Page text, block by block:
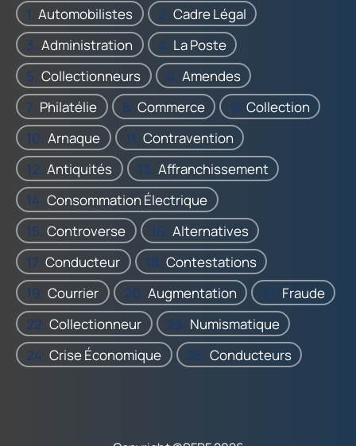
Automobilistes
Cadre Légal
Administration
La Poste
Collectionneurs
Amendes
Philatélie
Commerce
Collection
Arnaque
Contravention
Antiquités
Affranchissement
Consommation Électrique
Controverse
Alternatives
Conducteur
Contestations
Courrier
Augmentation
Fraude
Collectionneur
Numismatique
Crise Économique
Conducteurs